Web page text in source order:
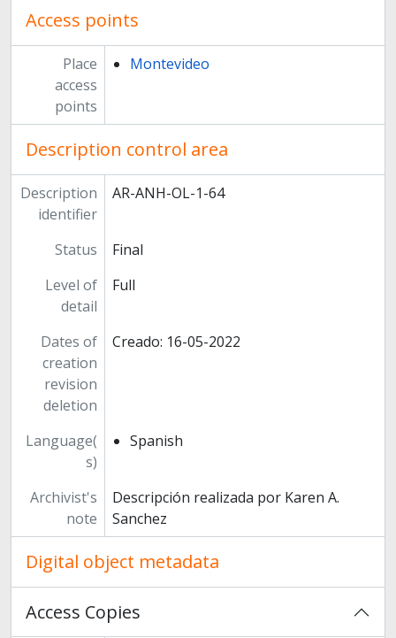
Access points
Place
access
points
Montevideo
Description control area
Description
identifier
AR-ANH-OL-1-64
Status
Final
Level of
detail
Full
Dates of
creation
revision
deletion
Creado: 16-05-2022
Language(
s)
Spanish
Archivist's
note
Descripción realizada por Karen A.
Sanchez
Digital object metadata
Access Copies